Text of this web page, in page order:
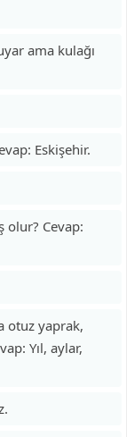
ama kulağı
Eskişehir.
olur? Cevap:
otuz yaprak,
Yıl, aylar,